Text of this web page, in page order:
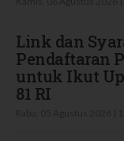
Link dan
Pendaftaran
untuk Ikut
81 RI